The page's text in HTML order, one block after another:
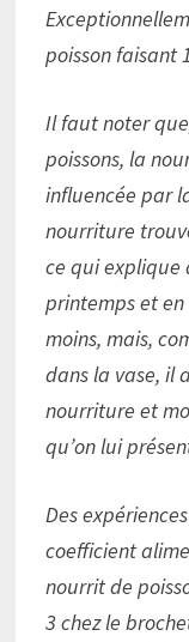
poisson faisant
Il faut noter
poissons, la
influencée par
nourriture
ce qui explique
printemps et
moins, mais,
dans la vase, il
nourriture et
qu’on lui
Des
coefficient
nourrit de
3 chez le